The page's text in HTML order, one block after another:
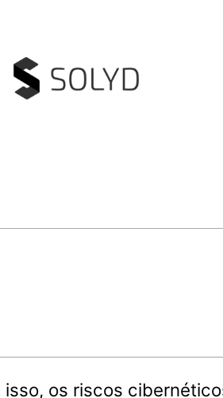
os riscos